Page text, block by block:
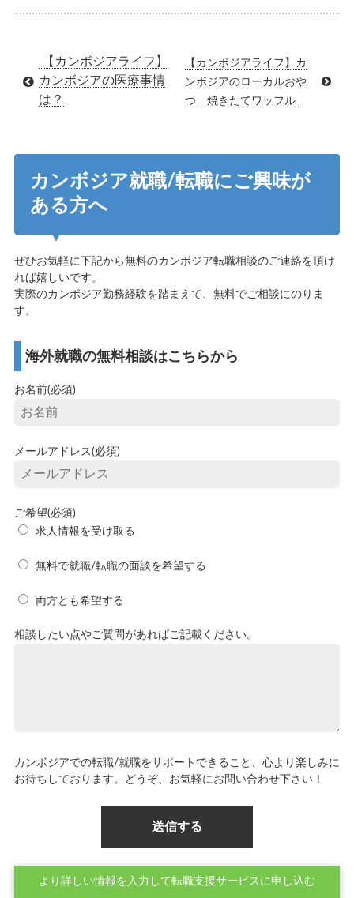
【カンボジアライフ】
カンボジアの医療事情
は？
【カンボジアライフ】カ
ンボジアのローカルおや
つ 焼きたてワッフル
カンボジア就職/転職にご興味が
ある方へ
ぜひお気軽に下記から無料のカンボジア転職相談のご連絡を頂け
れば嬉しいです。
実際のカンボジア勤務経験を踏まえて、無料でご相談にのりま
す。
海外就職の無料相談はこちらから
お名前(必須)
メールアドレス(必須)
ご希望(必須)
求人情報を受け取る
無料で就職/転職の面談を希望する
両方とも希望する
相談したい点やご質問があればご記載ください。
カンボジアでの転職/就職をサポートできること、心より楽しみに
お待ちしております。どうぞ、お気軽にお問い合わせ下さい！
より詳しい情報を入力して転職支援サービスに申し込む